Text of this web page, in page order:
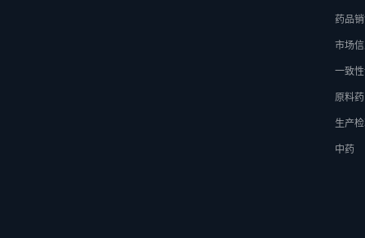
药品
市场
一致
原料药
生产
中药